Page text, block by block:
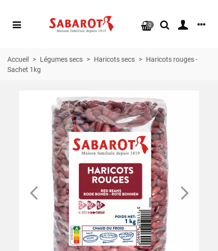
0
Accueil > Légumes secs > Haricots secs > Haricots rouges -
Sachet 1kg